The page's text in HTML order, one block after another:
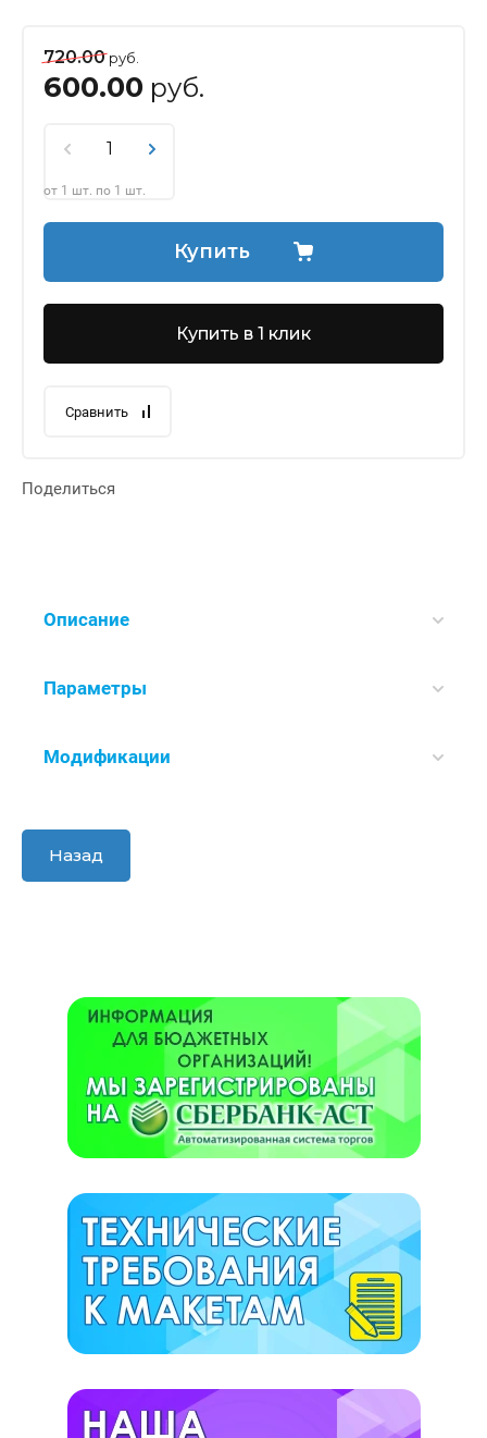
720.00руб.
600.00 руб.
от 1 шт. по 1 шт.
Купить
Купить в 1 клик
Сравнить
Поделиться
Описание
Параметры
Модификации
Назад